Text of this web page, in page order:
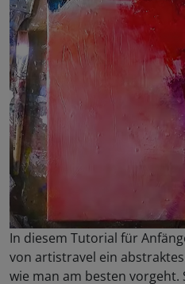
In diesem Tutorial für
von artistravel ein
wie man am besten